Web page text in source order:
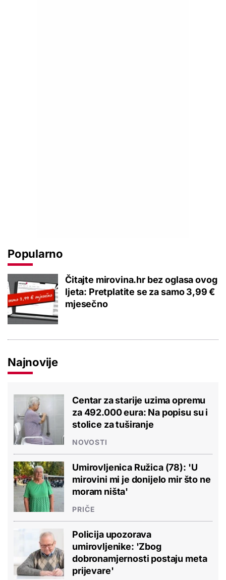
Popularno
Čitajte mirovina.hr bez oglasa ovog
ljeta: Pretplatite se za samo 3,99 €
mjesečno
Najnovije
Centar za starije uzima opremu
za 492.000 eura: Na popisu su i
stolice za tuširanje
NOVOSTI
Umirovljenica Ružica (78): 'U
mirovini mi je donijelo mir što ne
moram ništa'
PRIČE
Policija upozorava
umirovljenike: 'Zbog
dobronamjernosti postaju meta
prijevare'